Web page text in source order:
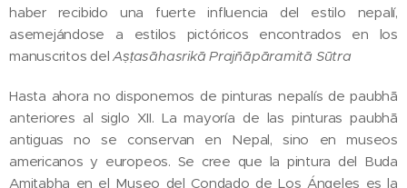
haber recibido una fuerte influencia del estilo nepalí,
asemejándose a estilos pictóricos encontrados en los
manuscritos delAṣṭasāhasrikā Prajñāpāramitā Sūtra
Hasta ahora no disponemos de pinturas nepalís de paubhā
anteriores al siglo XII. La mayoría de las pinturas paubhā
antiguas no se conservan en Nepal, sino en museos
americanos y europeos. Se cree que la pintura del Buda
Amitabha en el Museo del Condado de Los Ángeles es la